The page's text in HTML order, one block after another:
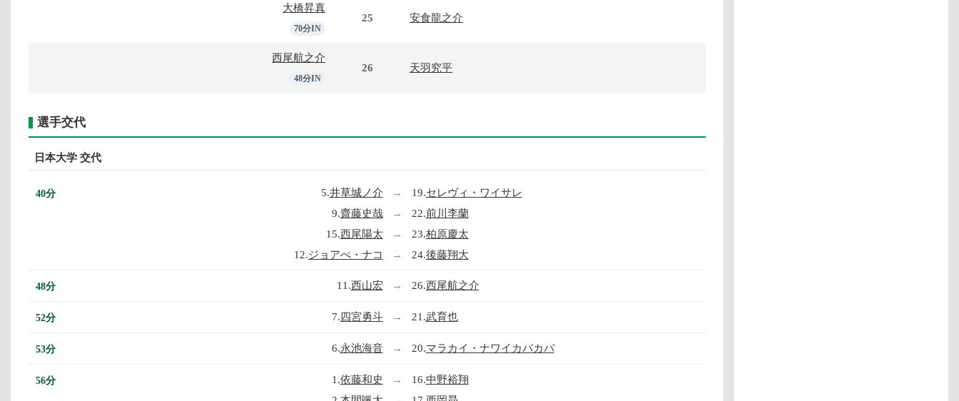
大橋昇真
70分IN
25 安食龍之介
西尾航之介
48分IN
26 天羽究平
選手交代
日本大学 交代
40分 5.井草城ノ介 → 19.セレヴィ・ワイサレ
9.齋藤史哉 → 22.前川李蘭
15.西尾陽太 → 23.柏原慶太
12.ジョアぺ・ナコ → 24.後藤翔大
48分 11.西山宏 → 26.西尾航之介
52分 7.四宮勇斗 → 21.武育也
53分 6.永池海音 → 20.マラカイ・ナワイカバカバ
56分 1.依藤和史 → 16.中野裕翔